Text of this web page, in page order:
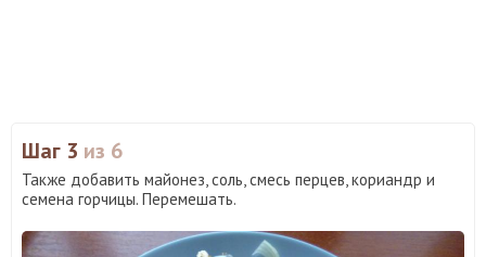
Шаг 3 из 6
Также добавить майонез, соль, смесь перцев, кориандр и
семена горчицы. Перемешать.